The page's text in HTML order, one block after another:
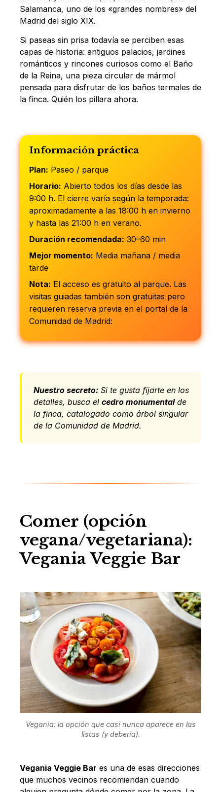
Salamanca, uno de los «grandes nombres» del
Madrid del siglo XIX.
Si paseas sin prisa todavía se perciben esas
capas de historia: antiguos palacios, jardines
románticos y rincones curiosos como el Baño
de la Reina, una pieza circular de mármol
pensada para disfrutar de los baños termales de
la finca. Quién los pillara ahora.
Información práctica
Plan: Paseo / parque
Horario: Abierto todos los días desde las
9:00 h. El cierre varía según la temporada:
aproximadamente a las 18:00 h en invierno
y hasta las 21:00 h en verano.
Duración recomendada: 30–60 min
Mejor momento: Media mañana / media
tarde
Nota: El acceso es gratuito al parque. Las
visitas guiadas también son gratuitas pero
requieren reserva previa en el portal de la
Comunidad de Madrid:
Nuestro secreto: Si te gusta fijarte en los
detalles, busca el cedro monumentalde
la finca, catalogado como árbol singular
de la Comunidad de Madrid.
Comer (opción
vegana/vegetariana):
Vegania Veggie Bar
Vegania: la opción que casi nunca aparece en las
listas (y debería).
Vegania Veggie Bar es una de esas direcciones
que muchos vecinos recomiendan cuando